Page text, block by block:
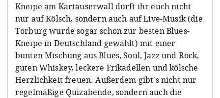
Kneipe am Kartäuserwall dürft ihr euch nicht
nur auf Kölsch, sondern auch auf Live-Musik (die
Torburg wurde sogar schon zur besten Blues-
Kneipe in Deutschland gewählt) mit einer
bunten Mischung aus Blues, Soul, Jazz und Rock,
guten Whiskey, leckere Frikadellen und kölsche
Herzlichkeit freuen. Außerdem gibt's nicht nur
regelmäßige Quizabende, sondern auch die